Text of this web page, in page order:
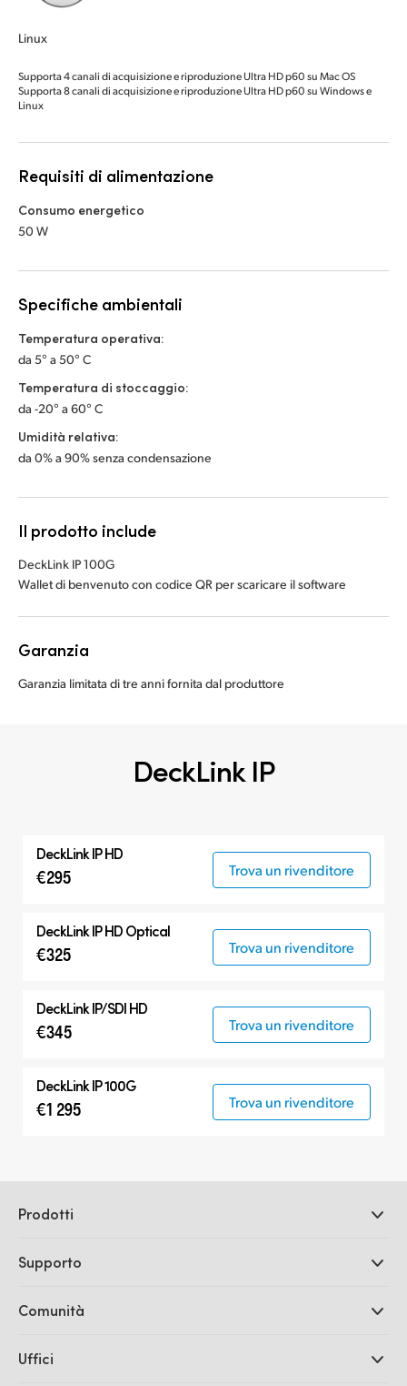
Linux
Supporta 4 canali di acquisizione e riproduzione Ultra HD p60 su Mac OS
Supporta 8 canali di acquisizione e riproduzione Ultra HD p60 su Windows e
Linux
Requisiti di alimentazione
Consumo energetico
50 W
Specifiche ambientali
Temperatura operativa:
da 5° a 50° C
Temperatura di stoccaggio:
da -20° a 60° C
Umidità relativa:
da 0% a 90% senza condensazione
Il prodotto include
DeckLink IP 100G
Wallet di benvenuto con codice QR per scaricare il software
Garanzia
Garanzia limitata di tre anni fornita dal produttore
DeckLink IP
DeckLink IP HD
€295 Trova un rivenditore
DeckLink IP HD Optical
€325 Trova un rivenditore
DeckLink IP/SDI HD
€345 Trova un rivenditore
DeckLink IP 100G
€1 295 Trova un rivenditore
Prodotti
DaVinci Resolve e Fusion
Ultimatte
Acquisizione e riproduzione
Supporto
Centro assistenza
Comunità
Uffici